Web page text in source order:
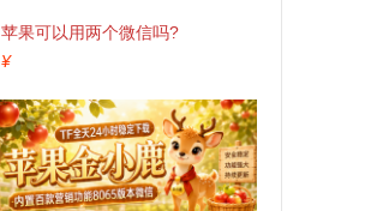
苹果可以用两个微信吗?
¥